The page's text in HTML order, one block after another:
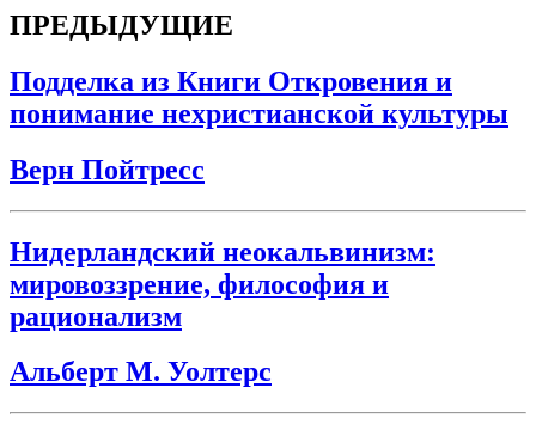
ПРЕДЫДУЩИЕ
Подделка из Книги Откровения и
понимание нехристианской культуры
Верн Пойтресс
Нидерландский неокальвинизм:
мировоззрение, философия и
рационализм
Альберт М. Уолтерс